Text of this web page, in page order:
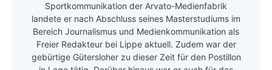
Sportkommunikation der Arvato-Medienfabrik
landete er nach Abschluss seines Masterstudiums im
Bereich Journalismus und Medienkommunikation als
Freier Redakteur bei Lippe aktuell. Zudem war der
gebürtige Gütersloher zu dieser Zeit für den Postillon